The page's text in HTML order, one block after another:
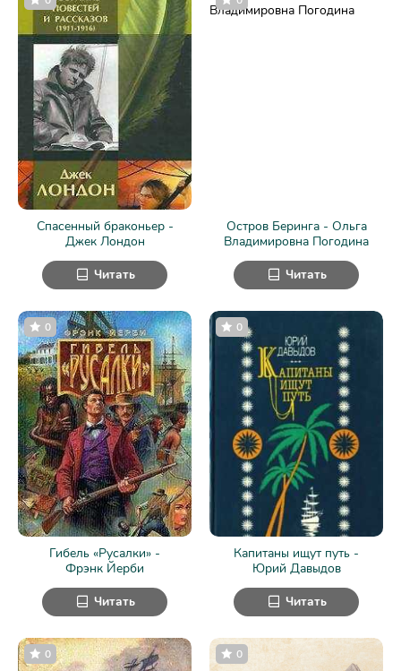
Спасенный браконьер -
Джек Лондон
Читать
Остров Беринга - Ольга
Владимировна Погодина
Читать
Гибель «Русалки» -
Фрэнк Йерби
0
Читать
Капитаны ищут путь -
Юрий Давыдов
0
Читать
0 0